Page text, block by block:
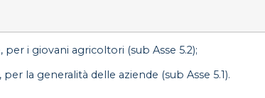
per i giovani agricoltori (sub Asse 5.2);
la generalità delle aziende (sub Asse 5.1).